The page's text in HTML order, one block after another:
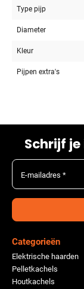
Type pijp
Diameter
Kleur
Pijpen extra's
Schrijf
E-mailadres *
Categorieën
Elektrische haarden
Pelletkachels
Houtkachels